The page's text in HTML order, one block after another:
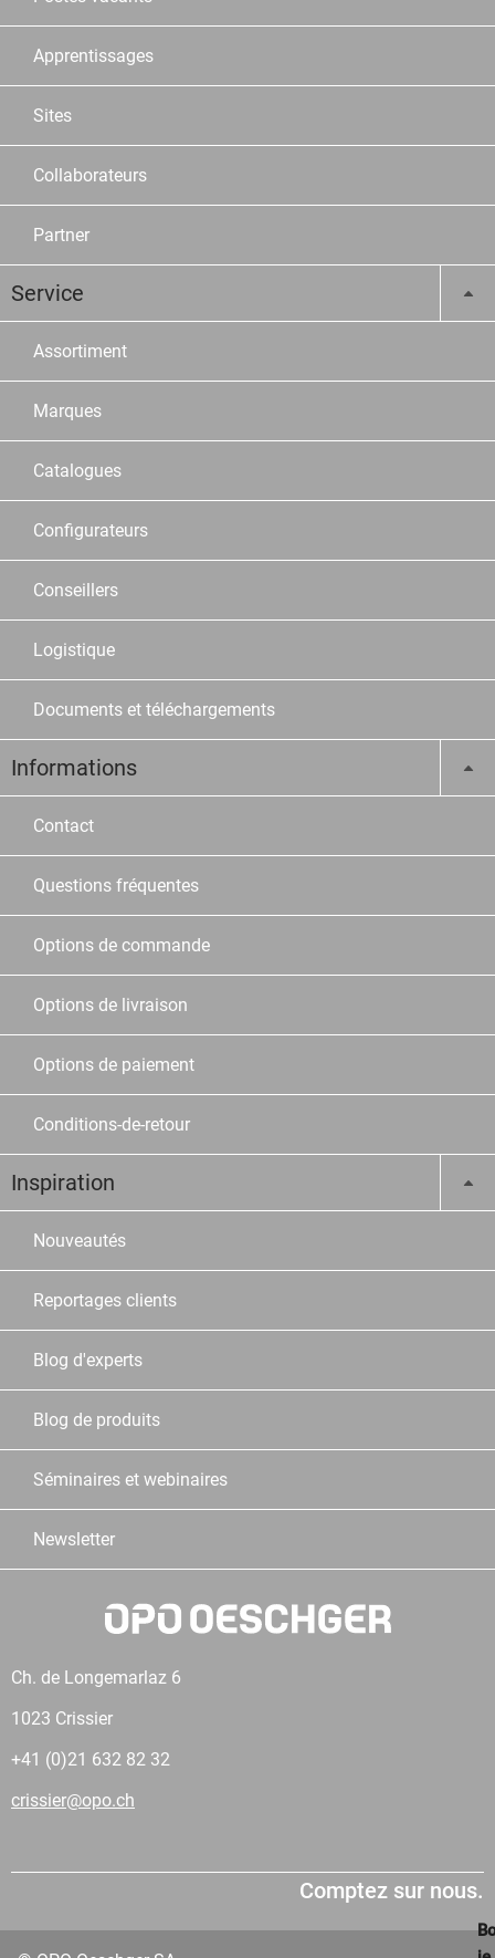
Apprentissages
Sites
Collaborateurs
Partner
Service
Assortiment
Marques
Catalogues
Configurateurs
Conseillers
Logistique
Documents et téléchargements
Informations
Contact
Questions fréquentes
Options de commande
Options de livraison
Options de paiement
Conditions-de-retour
Inspiration
Nouveautés
Reportages clients
Blog d'experts
Blog de produits
Séminaires et webinaires
Newsletter
Ch. de Longemarlaz 6
1023 Crissier
+41 (0)21 632 82 32
crissier@opo.ch
Comptez sur nous.